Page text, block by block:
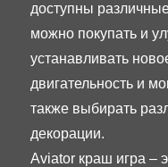
доступны
можно покупать и
устанавливать
двигательность и
также выбирать
декорации.
Aviator краш игра –